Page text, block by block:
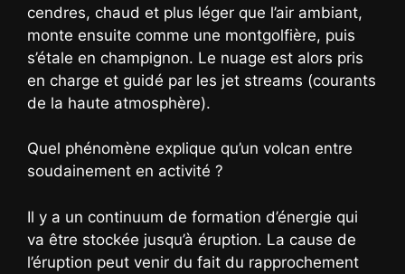
cendres, chaud et plus léger que l’air ambiant,
monte ensuite comme une montgolfière, puis
s’étale en champignon. Le nuage est alors pris
en charge et guidé par les jet streams (courants
de la haute atmosphère).
Quel phénomène explique qu’un volcan entre
soudainement en activité ?
Il y a un continuum de formation d’énergie qui
va être stockée jusqu’à éruption. La cause de
l’éruption peut venir du fait du rapprochement